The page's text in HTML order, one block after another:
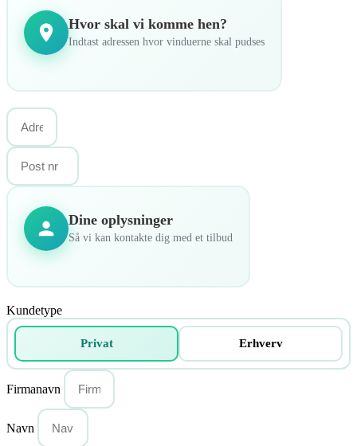
Hvor skal vi komme hen?
Indtast adressen hvor vinduerne skal pudses
Dine oplysninger
Så vi kan kontakte dig med et tilbud
Kundetype
Privat Erhverv
Firmanavn
Navn